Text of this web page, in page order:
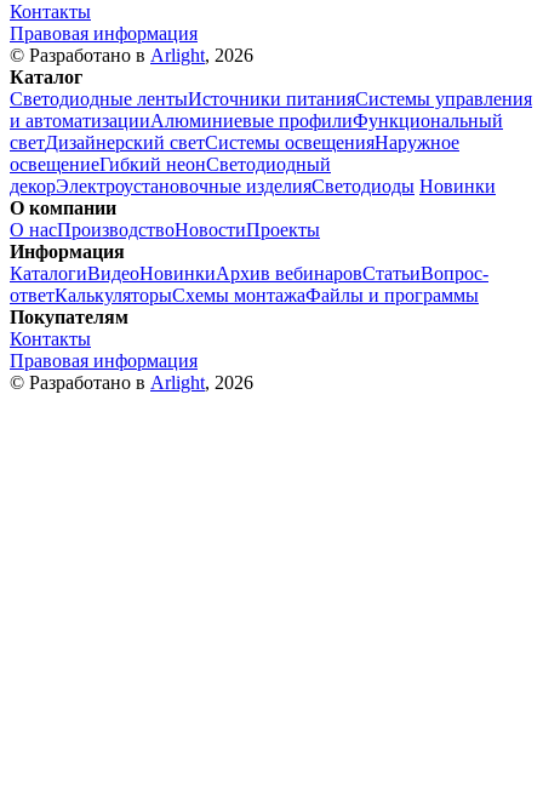
Контакты
Правовая информация
© Разработано в Arlight, 2026
Каталог
Светодиодные лентыИсточники питанияСистемы управления
и автоматизацииАлюминиевые профилиФункциональный
светДизайнерский светСистемы освещенияНаружное
освещениеГибкий неонСветодиодный
декорЭлектроустановочные изделияСветодиоды Новинки
О компании
О насПроизводствоНовостиПроекты
Информация
КаталогиВидеоНовинкиАрхив вебинаровСтатьиВопрос-
ответКалькуляторыСхемы монтажаФайлы и программы
Покупателям
Контакты
Правовая информация
© Разработано в Arlight, 2026